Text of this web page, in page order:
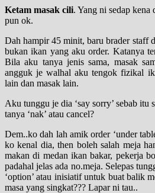
Ketam masak cili. Yang ni sedap kena
pun ok.
Dah hampir 45 minit, baru brader staff
bukan ikan yang aku order. Katanya
Bila aku tanya jenis sama, masak
angguk je walhal aku tengok fizikal
lain dan masak lain.
Aku tunggu je dia ‘say sorry’ sebab itu
tanya ‘nak’ atau cancel?
Dem..ko dah lah amik order ‘under
ko kenal dia, then boleh salah meja
makan di medan ikan bakar, pekerja
padahal jelas ada no.meja. Selepas
‘option’ atau inisiatif untuk buat balik
masa yang singkat??? Lapar ni tau..